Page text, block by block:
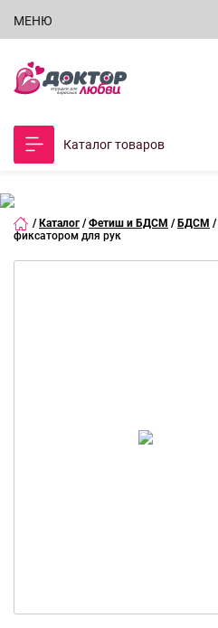
МЕНЮ
Каталог товаров
/ Каталог / Фетиш и БДСМ / БДСМ /
фиксатором для рук